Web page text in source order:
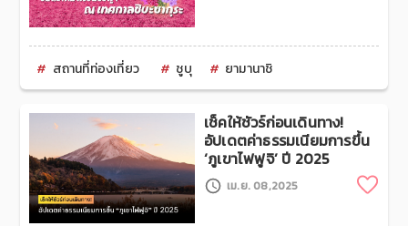
สถานที่ท่องเที่ยว ชูบุ ยามานาชิ
เช็คให้ชัวร์ก่อนเดินทาง!
อัปเดตค่าธรรมเนียมการขึ้น
‘ภูเขาไฟฟูจิ’ ปี 2025
เม.ย. 08,2025